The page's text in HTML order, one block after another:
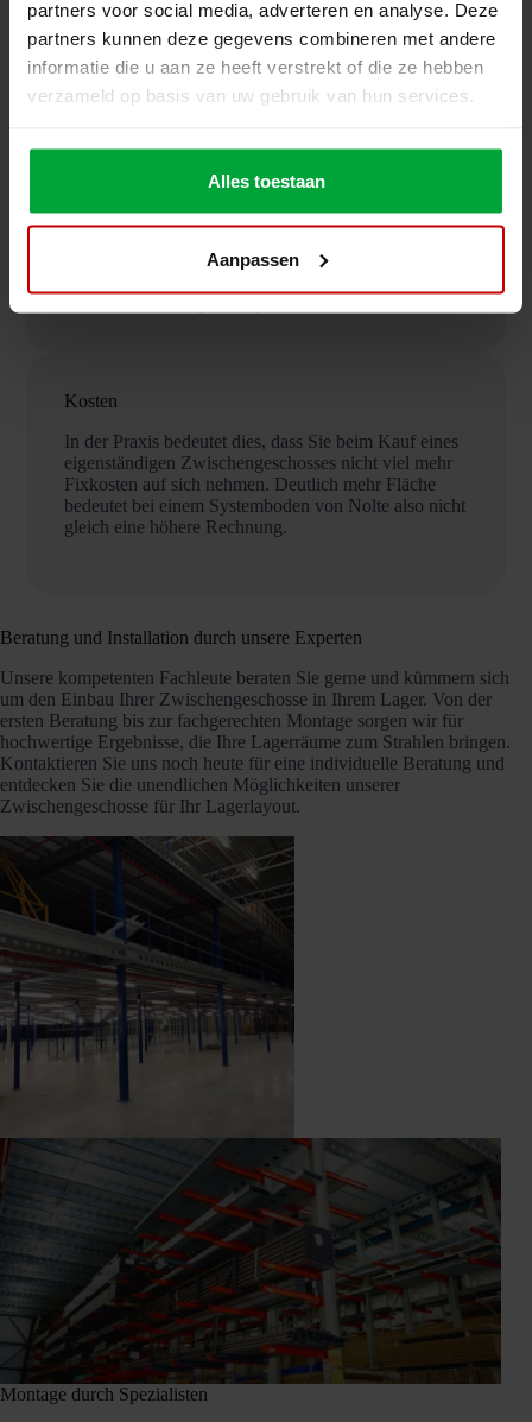
partners voor social media, adverteren en analyse. Deze
partners kunnen deze gegevens combineren met andere
informatie die u aan ze heeft verstrekt of die ze hebben
verzameld op basis van uw gebruik van hun services.
Alles toestaan
Aanpassen
Nachhaltigkeit
Die Zwischengeschosse von Nolte bieten nicht nur
Weise werden Sie schnell sparen:
reflektierendes Material;
der Struktur als Kabelträger;
Kosten
In der Praxis bedeutet dies, dass Sie beim Kauf eines
eigenständigen Zwischengeschosses nicht viel mehr
Fixkosten auf sich nehmen. Deutlich mehr Fläche
bedeutet bei einem Systemboden von Nolte also nicht
gleich eine höhere Rechnung.
Beratung und Installation durch unsere Experten
Unsere kompetenten Fachleute beraten Sie gerne und kümmern sich
um den Einbau Ihrer Zwischengeschosse in Ihrem Lager. Von der
ersten Beratung bis zur fachgerechten Montage sorgen wir für
hochwertige Ergebnisse, die Ihre Lagerräume zum Strahlen bringen.
Kontaktieren Sie uns noch heute für eine individuelle Beratung und
entdecken Sie die unendlichen Möglichkeiten unserer
Zwischengeschosse für Ihr Lagerlayout.
Montage durch Spezialisten